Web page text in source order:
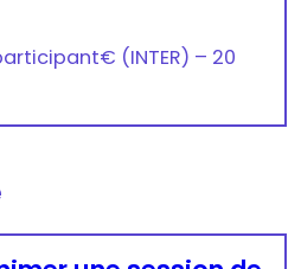
€ (INTER) – 20